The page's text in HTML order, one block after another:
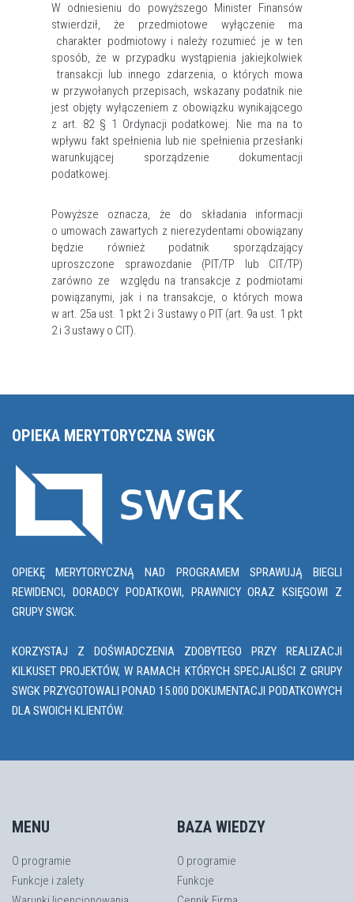
W odniesieniu do powyższego Minister Finansów
stwierdził, że przedmiotowe wyłączenie ma
charakter podmiotowy i należy rozumieć je w ten
sposób, że w przypadku wystąpienia jakiejkolwiek
transakcji lub innego zdarzenia, o których mowa
w przywołanych przepisach, wskazany podatnik nie
jest objęty wyłączeniem z obowiązku wynikającego
z art. 82 § 1 Ordynacji podatkowej. Nie ma na to
wpływu fakt spełnienia lub nie spełnienia przesłanki
warunkującej sporządzenie dokumentacji
podatkowej.
Powyższe oznacza, że do składania informacji
o umowach zawartych z nierezydentami obowiązany
będzie również podatnik sporządzający
uproszczone sprawozdanie (PIT/TP lub CIT/TP)
zarówno ze względu na transakcje z podmiotami
powiązanymi, jak i na transakcje, o których mowa
w art. 25a ust. 1 pkt 2 i 3 ustawy o PIT (art. 9a ust. 1 pkt
2 i 3 ustawy o CIT).
OPIEKA MERYTORYCZNA SWGK
OPIEKĘ MERYTORYCZNĄ NAD PROGRAMEM SPRAWUJĄ BIEGLI
REWIDENCI, DORADCY PODATKOWI, PRAWNICY ORAZ KSIĘGOWI Z
GRUPY SWGK.
KORZYSTAJ Z DOŚWIADCZENIA ZDOBYTEGO PRZY REALIZACJI
KILKUSET PROJEKTÓW, W RAMACH KTÓRYCH SPECJALIŚCI Z GRUPY
SWGK PRZYGOTOWALI PONAD 15.000 DOKUMENTACJI PODATKOWYCH
DLA SWOICH KLIENTÓW.
MENU
O programie
Funkcje i zalety
BAZA WIEDZY
O programie
Funkcje